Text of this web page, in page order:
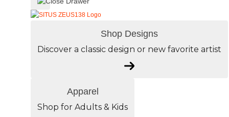
Shop Designs
Discover a classic design or new favorite artist
Apparel
Shop for Adults & Kids